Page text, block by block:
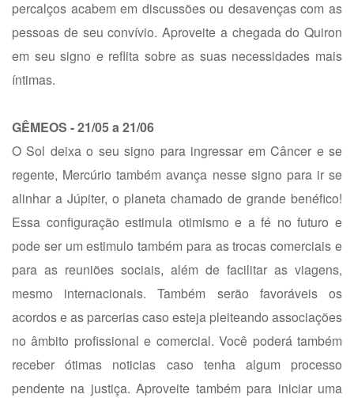
percalços acabem em discussões ou desavenças com as
pessoas de seu convívio. Aproveite a chegada do Quiron
em seu signo e reflita sobre as suas necessidades mais
íntimas.
GÊMEOS - 21/05 a 21/06
O Sol deixa o seu signo para ingressar em Câncer e se
regente, Mercúrio também avança nesse signo para ir se
alinhar a Júpiter, o planeta chamado de grande benéfico!
Essa configuração estimula otimismo e a fé no futuro e
pode ser um estimulo também para as trocas comerciais e
para as reuniões sociais, além de facilitar as viagens,
mesmo internacionais. Também serão favoráveis os
acordos e as parcerias caso esteja pleiteando associações
no âmbito profissional e comercial. Você poderá também
receber ótimas noticias caso tenha algum processo
pendente na justiça. Aproveite também para iniciar uma